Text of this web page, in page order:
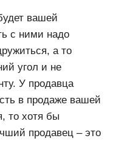
вашей
с ними надо
а то
угол и не
У продавца
в продаже вашей
то хотя бы
продавец – это